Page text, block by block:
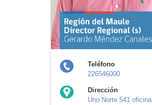
Teléfono
226546000
Dirección
Uno Norte 541 oficina